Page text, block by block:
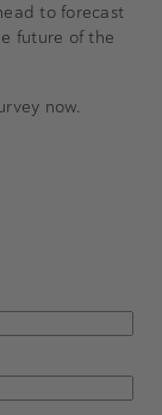
to forecast
future of the
now.